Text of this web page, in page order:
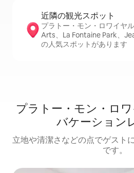
近隣の観光ス⁠ポ⁠ッ⁠ト
プラトー・モン・ロワイヤ
Arts、La Fontaine Park、
の人気スポットがあります
プラトー・モン・ロ
バケーション
立地や清潔さなどの点でゲスト
です。